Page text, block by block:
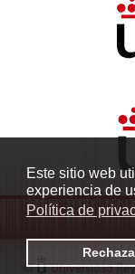
Este sitio web
experiencia de
Política de
© Universidad